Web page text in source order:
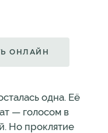
ОНЛАЙН
одна. Её
— голосом в
Но проклятие